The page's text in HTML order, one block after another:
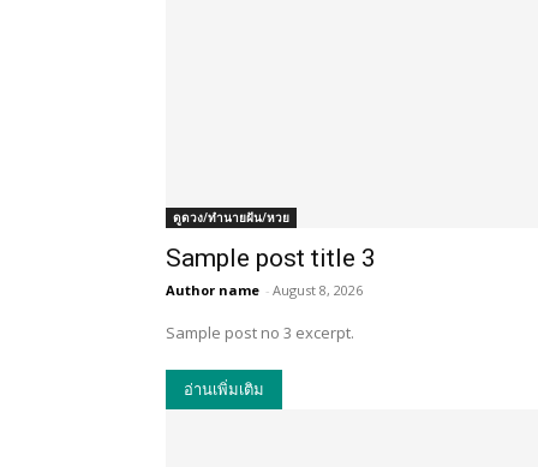
ดูดวง/ทำนายฝัน/หวย
Sample post title 3
Author name - August 8, 2026
Sample post no 3 excerpt.
อ่านเพิ่มเติม